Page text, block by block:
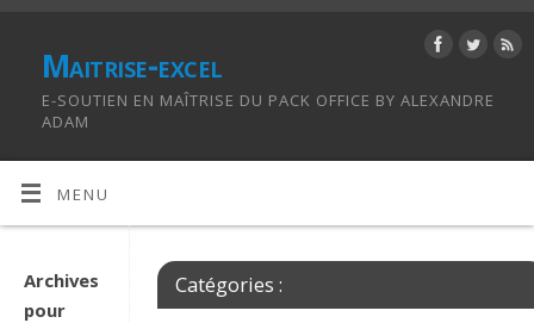
Maitrise-excel
E-SOUTIEN EN MAÎTRISE DU PACK OFFICE BY ALEXANDRE
ADAM
MENU
Archives
pour
Catégories :